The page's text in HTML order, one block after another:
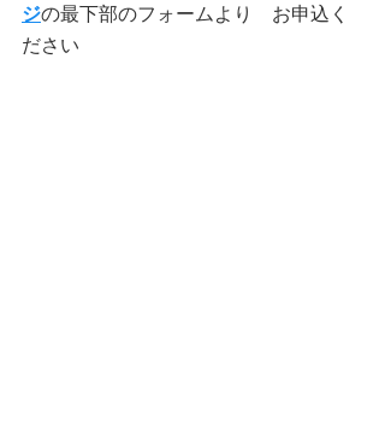
ジの最下部のフォームより　お申込く
ださい